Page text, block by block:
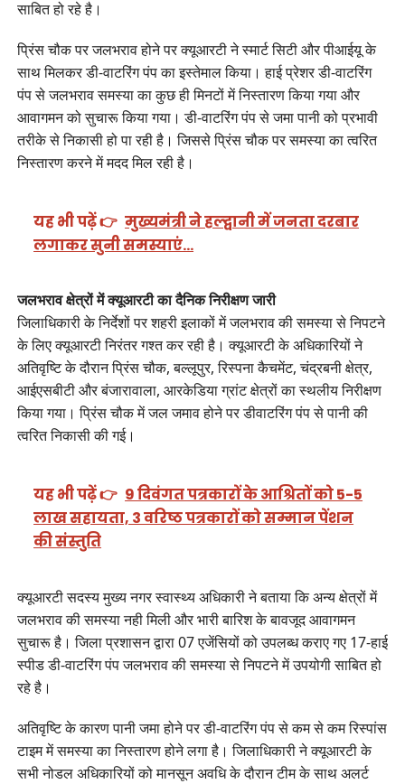
साबित हो रहे है।
प्रिंस चौक पर जलभराव होने पर क्यूआरटी ने स्मार्ट सिटी और पीआईयू के
साथ मिलकर डी-वाटरिंग पंप का इस्तेमाल किया। हाई प्रेशर डी-वाटरिंग
पंप से जलभराव समस्या का कुछ ही मिनटों में निस्तारण किया गया और
आवागमन को सुचारू किया गया। डी-वाटरिंग पंप से जमा पानी को प्रभावी
तरीके से निकासी हो पा रही है। जिससे प्रिंस चौक पर समस्या का त्वरित
निस्तारण करने में मदद मिल रही है।
यह भी पढ़ें 👉 मुख्यमंत्री ने हल्द्वानी में जनता दरबार
लगाकर सुनी समस्याएं…
जलभराव क्षेत्रों में क्यूआरटी का दैनिक निरीक्षण जारी
जिलाधिकारी के निर्देशों पर शहरी इलाकों में जलभराव की समस्या से निपटने
के लिए क्यूआरटी निरंतर गश्त कर रही है। क्यूआरटी के अधिकारियों ने
अतिवृष्टि के दौरान प्रिंस चौक, बल्लूपुर, रिस्पना कैचमेंट, चंद्रबनी क्षेत्र,
आईएसबीटी और बंजारावाला, आरकेडिया ग्रांट क्षेत्रों का स्थलीय निरीक्षण
किया गया। प्रिंस चौक में जल जमाव होने पर डीवाटरिंग पंप से पानी की
त्वरित निकासी की गई।
यह भी पढ़ें 👉 9 दिवंगत पत्रकारों के आश्रितों को 5-5
लाख सहायता, 3 वरिष्ठ पत्रकारों को सम्मान पेंशन
की संस्तुति
क्यूआरटी सदस्य मुख्य नगर स्वास्थ्य अधिकारी ने बताया कि अन्य क्षेत्रों में
जलभराव की समस्या नही मिली और भारी बारिश के बावजूद आवागमन
सुचारू है। जिला प्रशासन द्वारा 07 एजेंसियों को उपलब्ध कराए गए 17-हाई
स्पीड डी-वाटरिंग पंप जलभराव की समस्या से निपटने में उपयोगी साबित हो
रहे है।
अतिवृष्टि के कारण पानी जमा होने पर डी-वाटरिंग पंप से कम से कम रिस्पांस
टाइम में समस्या का निस्तारण होने लगा है। जिलाधिकारी ने क्यूआरटी के
सभी नोडल अधिकारियों को मानसून अवधि के दौरान टीम के साथ अलर्ट